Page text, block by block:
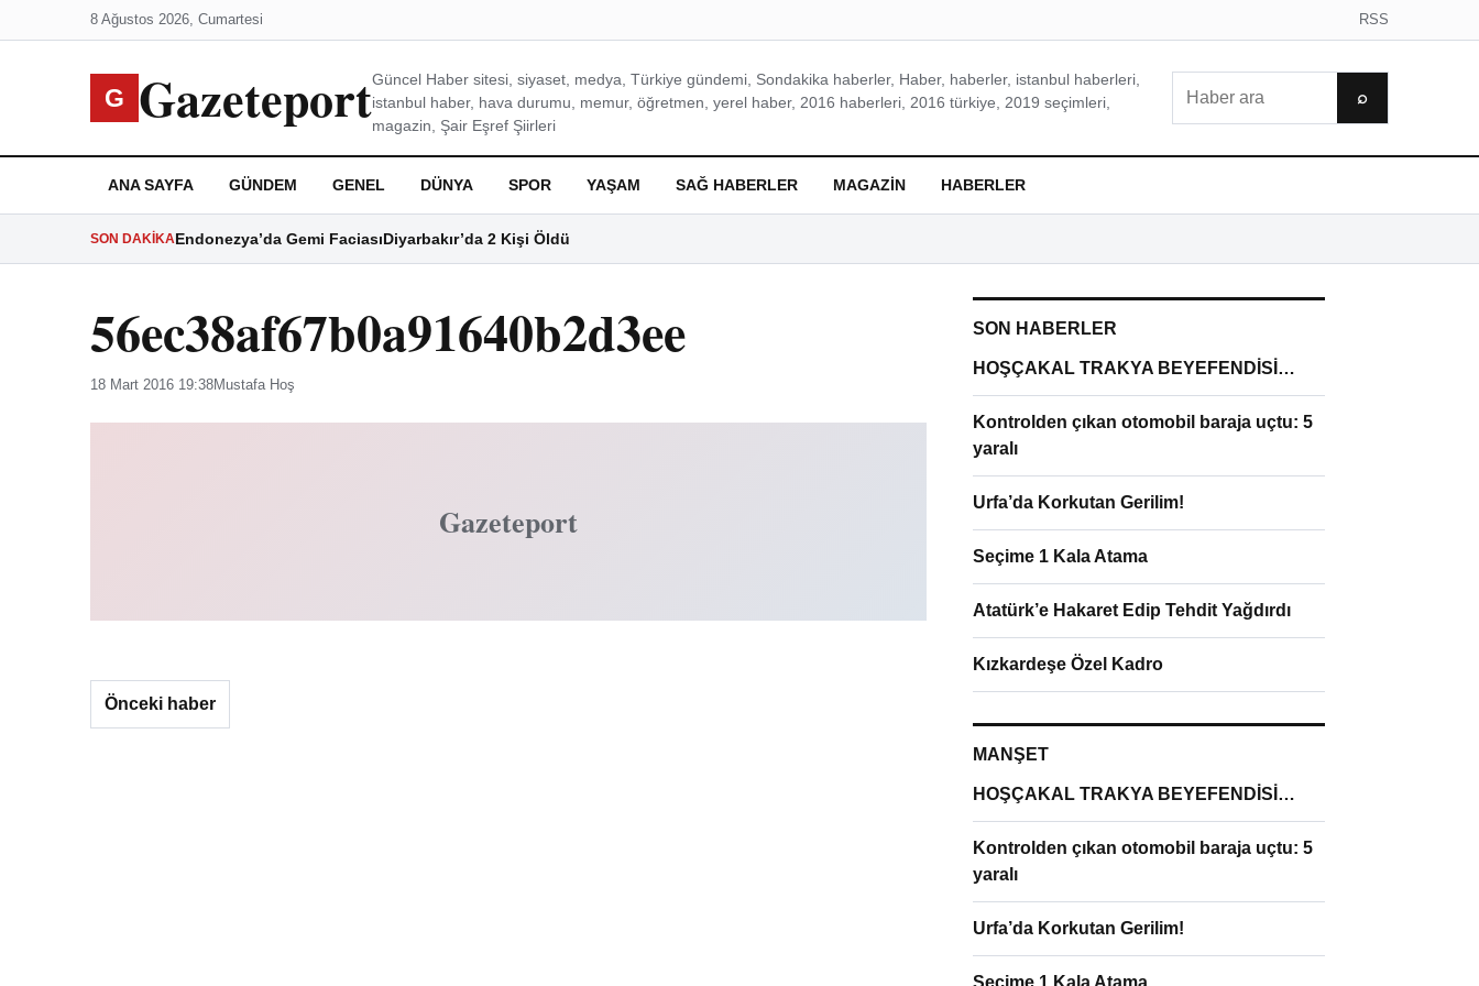
8 Ağustos 2026, Cumartesi RSS
G GazeteportGüncel Haber sitesi, siyaset, medya, Türkiye gündemi, Sondakika haberler, Haber, haberler, istanbul haberleri,
istanbul haber, hava durumu, memur, öğretmen, yerel haber, 2016 haberleri, 2016 türkiye, 2019 seçimleri,
magazin, Şair Eşref Şiirleri
⌕
ANA SAYFA GÜNDEM GENEL DÜNYA SPOR YAŞAM SAĞ HABERLER MAGAZIN HABERLER
SON DAKIKAEndonezya’da Gemi FaciasıDiyarbakır’da 2 Kişi Öldü
56ec38af67b0a91640b2d3ee
18 Mart 2016 19:38Mustafa Hoş
Gazeteport
Önceki haber
SON HABERLER
HOŞÇAKAL TRAKYA BEYEFENDİSİ…
Kontrolden çıkan otomobil baraja uçtu: 5
yaralı
Urfa’da Korkutan Gerilim!
Seçime 1 Kala Atama
Atatürk’e Hakaret Edip Tehdit Yağdırdı
Kızkardeşe Özel Kadro
MANŞET
HOŞÇAKAL TRAKYA BEYEFENDİSİ…
Kontrolden çıkan otomobil baraja uçtu: 5
yaralı
Urfa’da Korkutan Gerilim!
Seçime 1 Kala Atama